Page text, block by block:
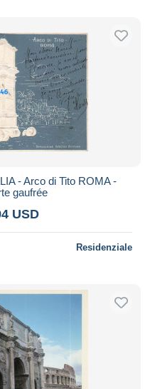
- Arco di Tito ROMA -
gaufrée
USD
Residenziale